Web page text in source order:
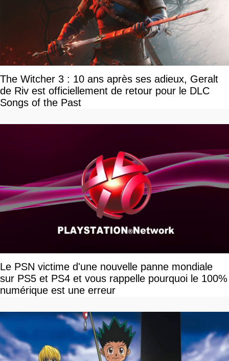
The Witcher 3 : 10 ans après ses adieux, Geralt
de Riv est officiellement de retour pour le DLC
Songs of the Past
Le PSN victime d'une nouvelle panne mondiale
sur PS5 et PS4 et vous rappelle pourquoi le 100%
numérique est une erreur